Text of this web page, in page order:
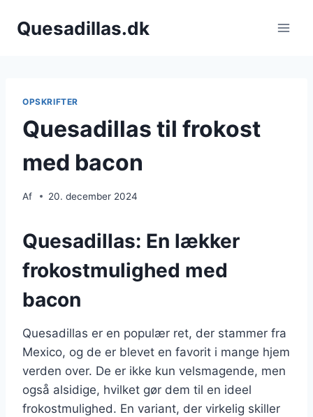
Quesadillas.dk
OPSKRIFTER
Quesadillas til frokost
med bacon
Af 20. december 2024
Quesadillas: En lækker
frokostmulighed med
bacon
Quesadillas er en populær ret, der stammer fra
Mexico, og de er blevet en favorit i mange hjem
verden over. De er ikke kun velsmagende, men
også alsidige, hvilket gør dem til en ideel
frokostmulighed. En variant, der virkelig skiller